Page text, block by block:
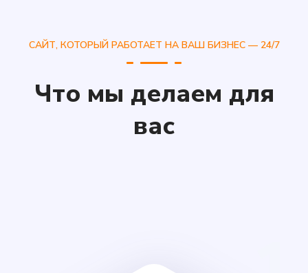
САЙТ, КОТОРЫЙ РАБОТАЕТ НА ВАШ БИЗНЕС — 24/7
Что мы делаем для
вас